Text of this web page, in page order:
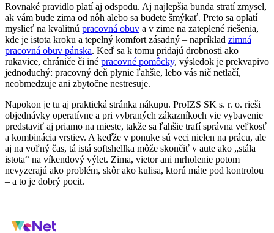
Rovnaké pravidlo platí aj odspodu. Aj najlepšia bunda stratí zmysel,
ak vám bude zima od nôh alebo sa budete šmýkať. Preto sa oplatí
myslieť na kvalitnú pracovná obuv a v zime na zateplené riešenia,
kde je istota kroku a tepelný komfort zásadný – napríklad zimná
pracovná obuv pánska. Keď sa k tomu pridajú drobnosti ako
rukavice, chrániče či iné pracovné pomôcky, výsledok je prekvapivo
jednoduchý: pracovný deň plynie ľahšie, lebo vás nič netlačí,
neobmedzuje ani zbytočne nestresuje.
Napokon je tu aj praktická stránka nákupu. ProIZS SK s. r. o. rieši
objednávky operatívne a pri vybraných zákazníkoch vie vybavenie
predstaviť aj priamo na mieste, takže sa ľahšie trafí správna veľkosť
a kombinácia vrstiev. A keďže v ponuke sú veci nielen na prácu, ale
aj na voľný čas, tá istá softshellka môže skončiť v aute ako „stála
istota“ na víkendový výlet. Zima, vietor ani mrholenie potom
nevyzerajú ako problém, skôr ako kulisa, ktorú máte pod kontrolou
– a to je dobrý pocit.